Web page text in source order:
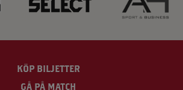
KÖP BILJETTER
GÅ PÅ MATCH